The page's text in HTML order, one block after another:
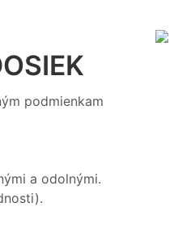
podmienkam
a odolnými.